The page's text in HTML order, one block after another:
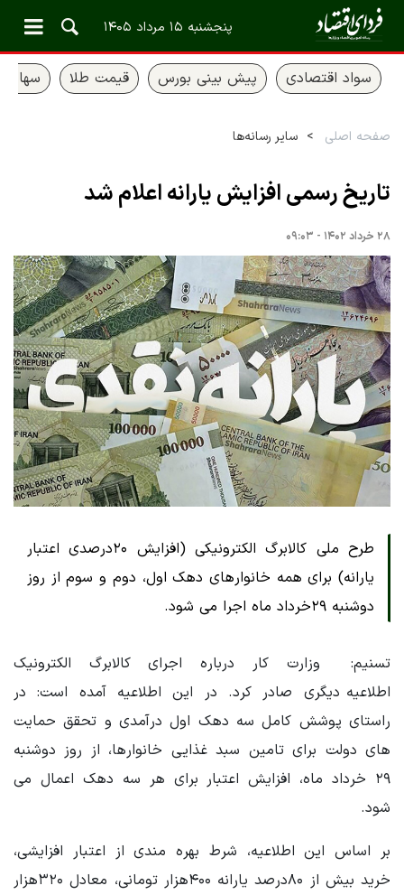
پنجشنبه ۱۵ مرداد ۱۴۰۵
سواد اقتصادی پیش بینی بورس قیمت طلا سهام
صفحه اصلی سایر رسانه‌ها
تاریخ رسمی افزایش یارانه اعلام شد
۲۸ خرداد ۱۴۰۲ - ۰۹:۰۳
طرح ملی کالابرگ الکترونیکی (افزایش ۲۰درصدی اعتبار
یارانه) برای همه خانوارهای دهک اول، دوم و سوم از روز
دوشنبه ۲۹خرداد ماه اجرا می شود.
تسنیم: وزارت کار درباره اجرای کالابرگ الکترونیک
اطلاعیه دیگری صادر کرد. در این اطلاعیه آمده است: در
راستای پوشش کامل سه دهک اول درآمدی و تحقق حمایت
های دولت برای تامین سبد غذایی خانوارها، از روز دوشنبه
۲۹ خرداد ماه، افزایش اعتبار برای هر سه دهک اعمال می
شود.
بر اساس این اطلاعیه، شرط بهره مندی از اعتبار افزایشی،
خرید بیش از ۸۰درصد یارانه ۴۰۰هزار تومانی، معادل ۳۲۰هزار